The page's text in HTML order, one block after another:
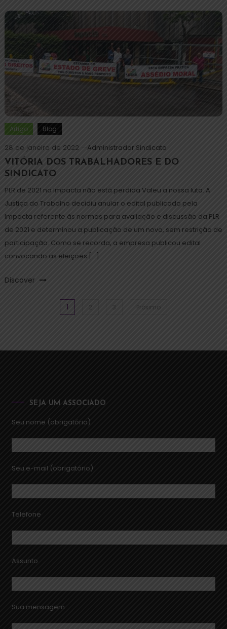
Artigo Blog
28 de janeiro de 2022
Administrador Sindicato
VITÓRIA DOS TRABALHADORES E DO
SINDICATO
PLR de 2021 na Impacta não está perdida Valeu a nossa luta. A
Justiça do Trabalho decidiu anular o edital publicado pela
Impacta referente às normas para avaliação e discussão da PLR
de 2021 e determinou a publicação de um novo, sem restrição de
participação. Como se recorda, a empresa publicou edital
convocando as eleições […]
Discover
1 2 3 Próximo
SEJA UM ASSOCIADO
Seu nome (obrigatório)
Seu e-mail (obrigatório)
Telefone
Assunto
Sua mensagem